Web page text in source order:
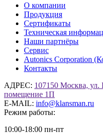
О компании
Продукция
Сертификаты
Техническая
Наши партнёры
Сервис
Autonics Corporation
Контакты
АДРЕС: 107150 Москва, ул.
помещение 1П
E-MAIL: info@klansman.ru
Режим работы:
10:00-18:00 пн-пт